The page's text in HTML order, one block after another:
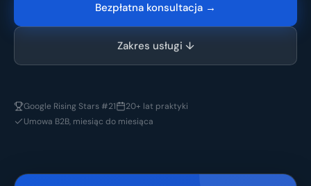
Bezpłatna konsultacja →
Zakres usługi ↓
Google Rising Stars #21
20+ lat praktyki
Umowa B2B, miesiąc do miesiąca